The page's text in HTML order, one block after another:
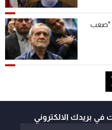
"صعب
في بريدك الالكتروني